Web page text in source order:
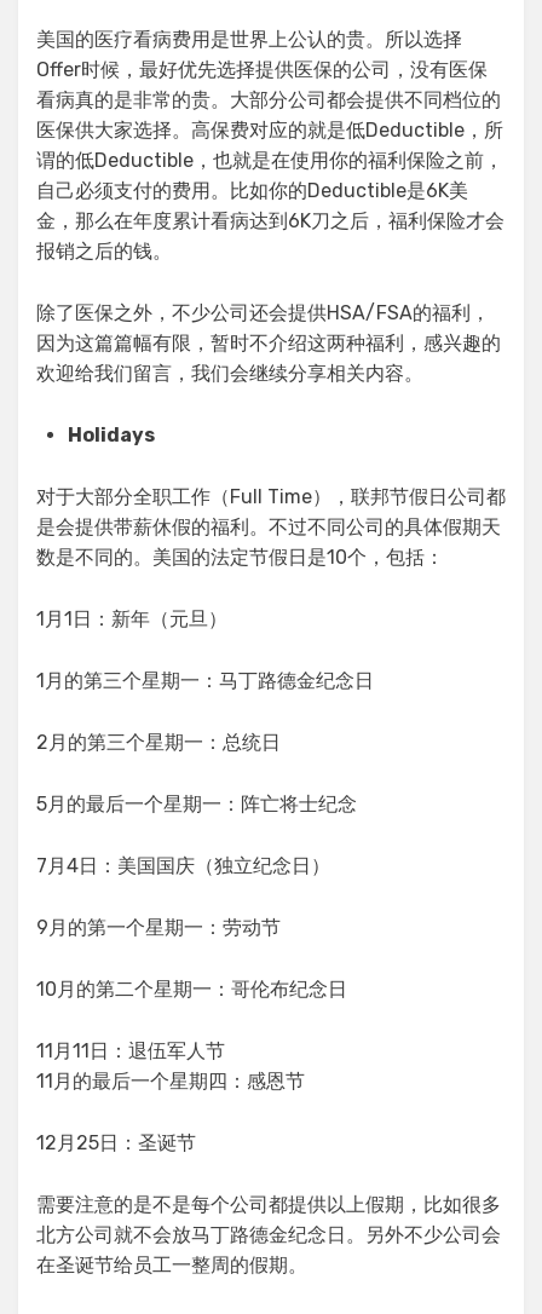
美国的医疗看病费用是世界上公认的贵。所以选择
Offer时候，最好优先选择提供医保的公司，没有医保
看病真的是非常的贵。大部分公司都会提供不同档位的
医保供大家选择。高保费对应的就是低Deductible，所
谓的低Deductible，也就是在使用你的福利保险之前，
自己必须支付的费用。比如你的Deductible是6K美
金，那么在年度累计看病达到6K刀之后，福利保险才会
报销之后的钱。
除了医保之外，不少公司还会提供HSA/FSA的福利，
因为这篇篇幅有限，暂时不介绍这两种福利，感兴趣的
欢迎给我们留言，我们会继续分享相关内容。
Holidays
对于大部分全职工作（Full Time），联邦节假日公司都
是会提供带薪休假的福利。不过不同公司的具体假期天
数是不同的。美国的法定节假日是10个，包括：
1月1日：新年（元旦）
1月的第三个星期一：马丁路德金纪念日
2月的第三个星期一：总统日
5月的最后一个星期一：阵亡将士纪念
7月4日：美国国庆（独立纪念日）
9月的第一个星期一：劳动节
10月的第二个星期一：哥伦布纪念日
11月11日：退伍军人节
11月的最后一个星期四：感恩节
12月25日：圣诞节
需要注意的是不是每个公司都提供以上假期，比如很多
北方公司就不会放马丁路德金纪念日。另外不少公司会
在圣诞节给员工一整周的假期。